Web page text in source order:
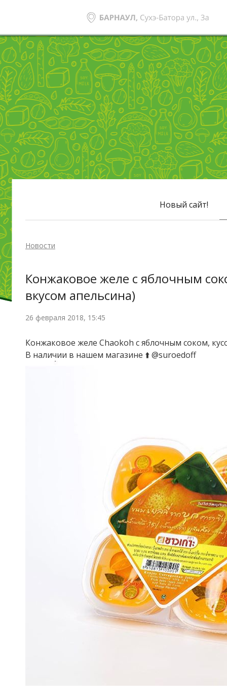
Новый сайт!
Новости
Конжаковое желе с яблочным
вкусом апельсина)
26 февраля 2018, 15:45
Конжаковое желе Chaokoh с яблочным соком,
В наличии в нашем магазине ⬆️ @suroedoff